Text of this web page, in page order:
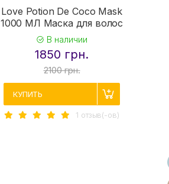
Love Potion De Coco Mask
1000 МЛ Маска для волос
В наличии
1850 грн.
2100 грн.
КУПИТЬ
1 отзыв(-ов)